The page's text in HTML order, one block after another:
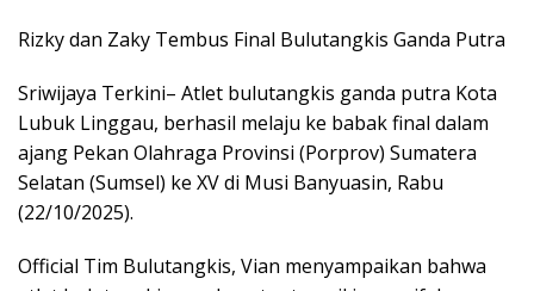
Rizky dan Zaky Tembus Final Bulutangkis Ganda Putra
Sriwijaya Terkini– Atlet bulutangkis ganda putra Kota
Lubuk Linggau, berhasil melaju ke babak final dalam
ajang Pekan Olahraga Provinsi (Porprov) Sumatera
Selatan (Sumsel) ke XV di Musi Banyuasin, Rabu
(22/10/2025).
Official Tim Bulutangkis, Vian menyampaikan bahwa